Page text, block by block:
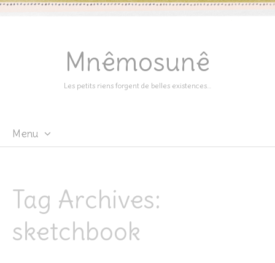
Mnêmosunê
Les petits riens forgent de belles existences…
Menu
Tag Archives:
sketchbook